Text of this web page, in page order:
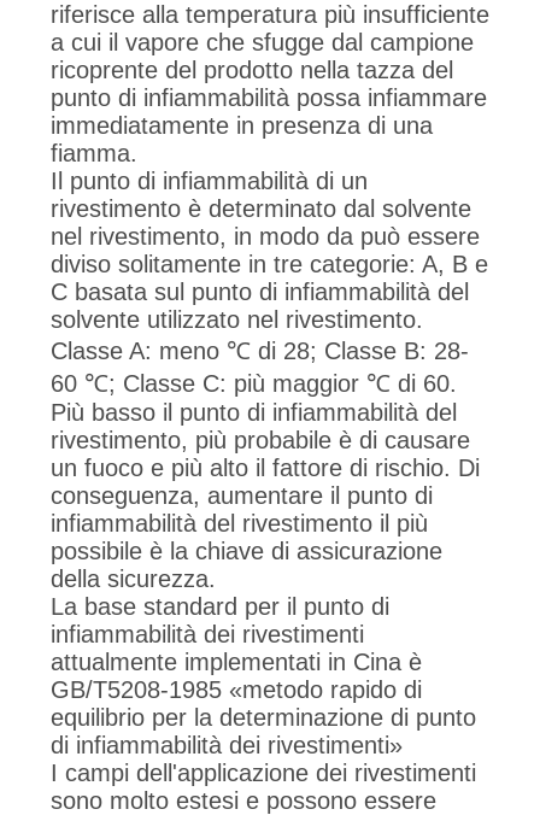
riferisce alla temperatura più insufficiente
a cui il vapore che sfugge dal campione
ricoprente del prodotto nella tazza del
punto di infiammabilità possa infiammare
immediatamente in presenza di una
fiamma.
Il punto di infiammabilità di un
rivestimento è determinato dal solvente
nel rivestimento, in modo da può essere
diviso solitamente in tre categorie: A, B e
C basata sul punto di infiammabilità del
solvente utilizzato nel rivestimento.
Classe A: meno ℃ di 28; Classe B: 28-
60 ℃; Classe C: più maggior ℃ di 60.
Più basso il punto di infiammabilità del
rivestimento, più probabile è di causare
un fuoco e più alto il fattore di rischio. Di
conseguenza, aumentare il punto di
infiammabilità del rivestimento il più
possibile è la chiave di assicurazione
della sicurezza.
La base standard per il punto di
infiammabilità dei rivestimenti
attualmente implementati in Cina è
GB/T5208-1985 «metodo rapido di
equilibrio per la determinazione di punto
di infiammabilità dei rivestimenti»
I campi dell'applicazione dei rivestimenti
sono molto estesi e possono essere